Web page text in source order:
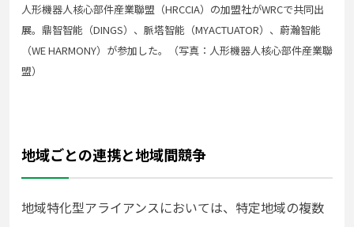
⼈形機器⼈核⼼部件産業聯盟（HRCCIA）の加盟社がWRCで共同出
展。⿍智智能（DINGS）、脈塔智能（MYACTUATOR）、蔚瀚智能
（WE HARMONY）が参加した。（写真：⼈形機器⼈核⼼部件産業聯
盟）
地域ごとの連携と地域間競争
地域特化型アライアンスにおいては、特定地域の複数